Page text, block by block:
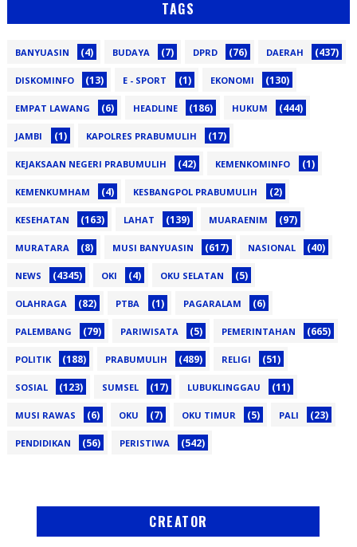
TAGS
BANYUASIN (4) BUDAYA (7) DPRD (76) DAERAH (437)
DISKOMINFO (13) E - SPORT (1) EKONOMI (130)
EMPAT LAWANG (6) HEADLINE (186) HUKUM (444)
JAMBI (1) KAPOLRES PRABUMULIH (17)
KEJAKSAAN NEGERI PRABUMULIH (42) KEMENKOMINFO (1)
KEMENKUMHAM (4) KESBANGPOL PRABUMULIH (2)
KESEHATAN (163) LAHAT (139) MUARAENIM (97)
MURATARA (8) MUSI BANYUASIN (617) NASIONAL (40)
NEWS (4345) OKI (4) OKU SELATAN (5)
OLAHRAGA (82) PTBA (1) PAGARALAM (6)
PALEMBANG (79) PARIWISATA (5) PEMERINTAHAN (665)
POLITIK (188) PRABUMULIH (489) RELIGI (51)
SOSIAL (123) SUMSEL (17) LUBUKLINGGAU (11)
MUSI RAWAS (6) OKU (7) OKU TIMUR (5) PALI (23)
PENDIDIKAN (56) PERISTIWA (542)
CREATOR